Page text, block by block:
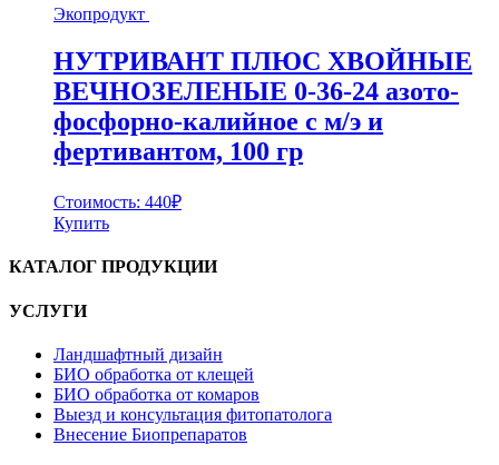
Экопродукт
НУТРИВАНТ ПЛЮС ХВОЙНЫЕ
ВЕЧНОЗЕЛЕНЫЕ 0-36-24 азото-
фосфорно-калийное с м/э и
фертивантом, 100 гр
Стоимость: 440₽
Купить
КАТАЛОГ ПРОДУКЦИИ
УСЛУГИ
Ландшафтный дизайн
БИО обработка от клещей
БИО обработка от комаров
Выезд и консультация фитопатолога
Внесение Биопрепаратов